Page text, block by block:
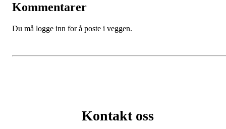
Kommentarer
Du må logge inn for å poste i veggen.
Kontakt oss